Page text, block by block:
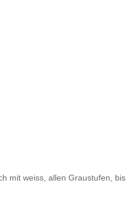
mit weiss, allen Graustufen, bis